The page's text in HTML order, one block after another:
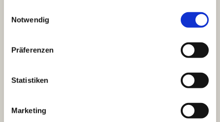
Notwendig
Präferenzen
Statistiken
Marketing